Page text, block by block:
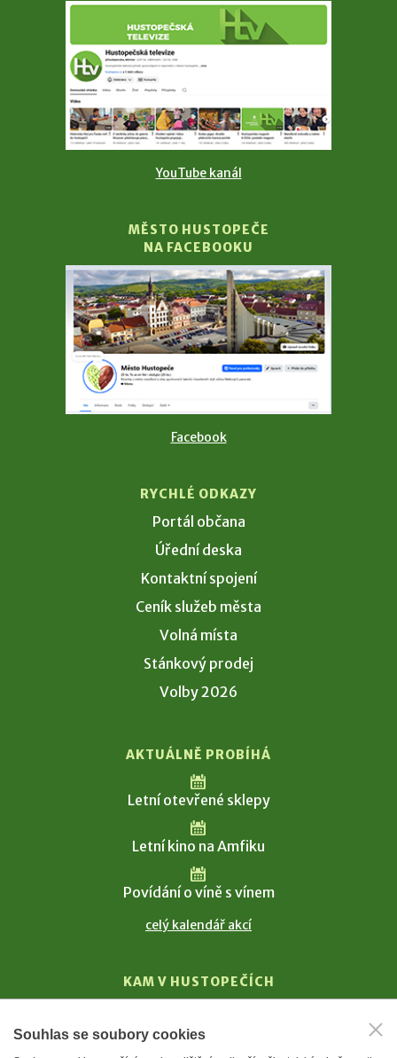
YouTube kanál
MĚSTO HUSTOPEČE
NA FACEBOOKU
Facebook
RYCHLÉ ODKAZY
Portál občana
Úřední deska
Kontaktní spojení
Ceník služeb města
Volná místa
Stánkový prodej
Volby 2026
AKTUÁLNĚ PROBÍHÁ
Letní otevřené sklepy
Letní kino na Amfiku
Povídání o víně s vínem
celý kalendář akcí
KAM V HUSTOPEČÍCH
T. G. Masaryk
Souhlas se soubory cookies